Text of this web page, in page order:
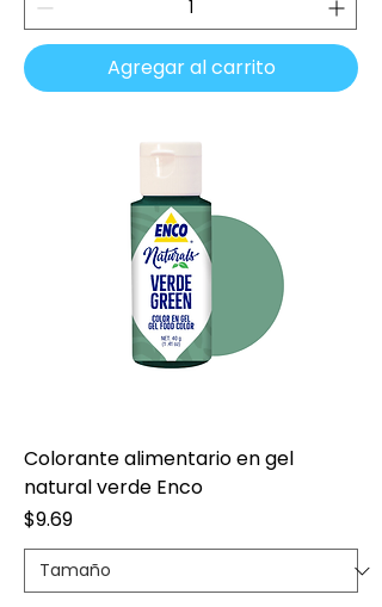
Agregar al carrito
Colorante alimentario en gel
natural verde Enco
Precio
$9.69